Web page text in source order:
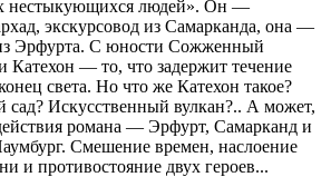
нестыкующихся людей». Он —
экскурсовод из Самарканда, она —
Эрфурта. С юности Сожженный
Катехон — то, что задержит течение
света. Но что же Катехон такое?
сад? Искусственный вулкан?.. А может,
романа — Эрфурт, Самарканд и
Смешение времен, наслоение
и противостояние двух героев...